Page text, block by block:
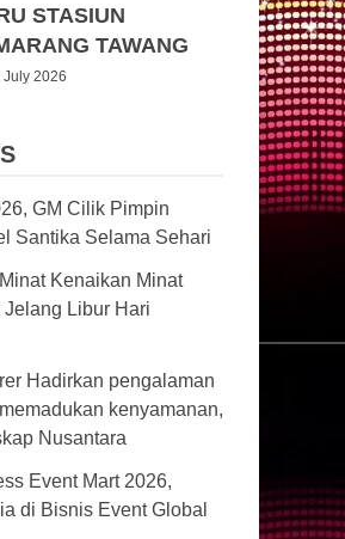
STASIUN
TAWANG
July 2026
GM Cilik Pimpin
Santika Selama Sehari
Kenaikan Minat
Libur Hari
Hadirkan pengalaman
kenyamanan,
Nusantara
Event Mart 2026,
di Bisnis Event Global